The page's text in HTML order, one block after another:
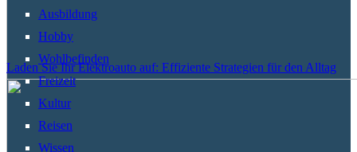
Laden Sie Ihr Elektroauto auf: Effiziente Strategien für den Alltag
Ausbildung
Hobby
Wohlbefinden
Freizeit
Kultur
Reisen
Wissen